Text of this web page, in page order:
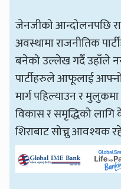
जेनजीको आन्दोलनपछि
अवस्थामा राजनीतिक
बनेको उल्लेख गर्दै उहाँले
पार्टीहरुले आफूलाई
मार्ग पहिल्याउन र मुलुकमा
विकास र समृद्धिको
शिराबाट सोच्नु आवश्यक